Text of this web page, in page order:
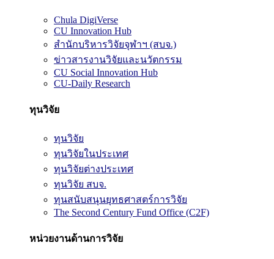
Chula DigiVerse
CU Innovation Hub
สำนักบริหารวิจัยจุฬาฯ (สบจ.)
ข่าวสารงานวิจัยและนวัตกรรม
CU Social Innovation Hub
CU-Daily Research
ทุนวิจัย
ทุนวิจัย
ทุนวิจัยในประเทศ
ทุนวิจัยต่างประเทศ
ทุนวิจัย สบจ.
ทุนสนับสนุนยุทธศาสตร์การวิจัย
The Second Century Fund Office (C2F)
หน่วยงานด้านการวิจัย